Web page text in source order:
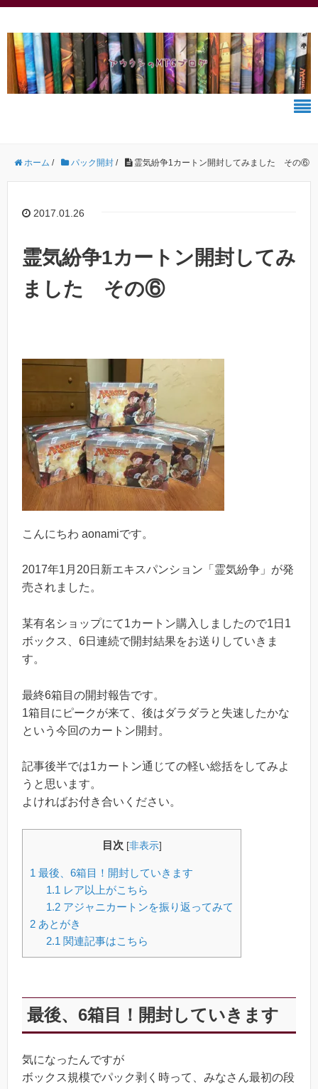
ホーム / パック開封 / 霊気紛争1カートン開封してみました その⑥
2017.01.26
霊気紛争1カートン開封してみ
ました その⑥
こんにちわ aonamiです。
2017年1月20日新エキスパンション「霊気紛争」が発
売されました。
某有名ショップにて1カートン購入しましたので1日1
ボックス、6日連続で開封結果をお送りしていきま
す。
最終6箱目の開封報告です。
1箱目にピークが来て、後はダラダラと失速したかな
という今回のカートン開封。
記事後半では1カートン通じての軽い総括をしてみよ
うと思います。
よければお付き合いください。
目次 [非表示]
1 最後、6箱目！開封していきます
1.1 レア以上がこちら
1.2アジャニカートンを振り返ってみて
2 あとがき
2.1 関連記事はこちら
最後、6箱目！開封していきます
気になったんですが
ボックス規模でパック剥く時って、みなさん最初の段